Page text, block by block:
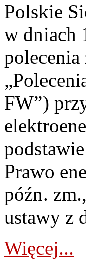
Polskie
w dniach
FW”)
Prawo
późn.
ustawy z
Więcej...